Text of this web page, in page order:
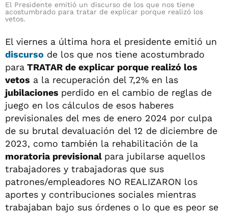
El Presidente emitió un discurso de los que nos tiene
acostumbrado para tratar de explicar porque realizó los
vetos.
El viernes a última hora el presidente emitió un
discurso de los que nos tiene acostumbrado
para TRATAR de explicar porque realizó los
vetos a la recuperación del 7,2% en las
jubilaciones perdido en el cambio de reglas de
juego en los cálculos de esos haberes
previsionales del mes de enero 2024 por culpa
de su brutal devaluación del 12 de diciembre de
2023, como también la rehabilitación de la
moratoria previsional para jubilarse aquellos
trabajadores y trabajadoras que sus
patrones/empleadores NO REALIZARON los
aportes y contribuciones sociales mientras
trabajaban bajo sus órdenes o lo que es peor se